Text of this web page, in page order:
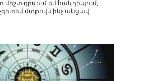
միշտ դրսում եմ հանդիպում,
մտքովս ինչ անցավ